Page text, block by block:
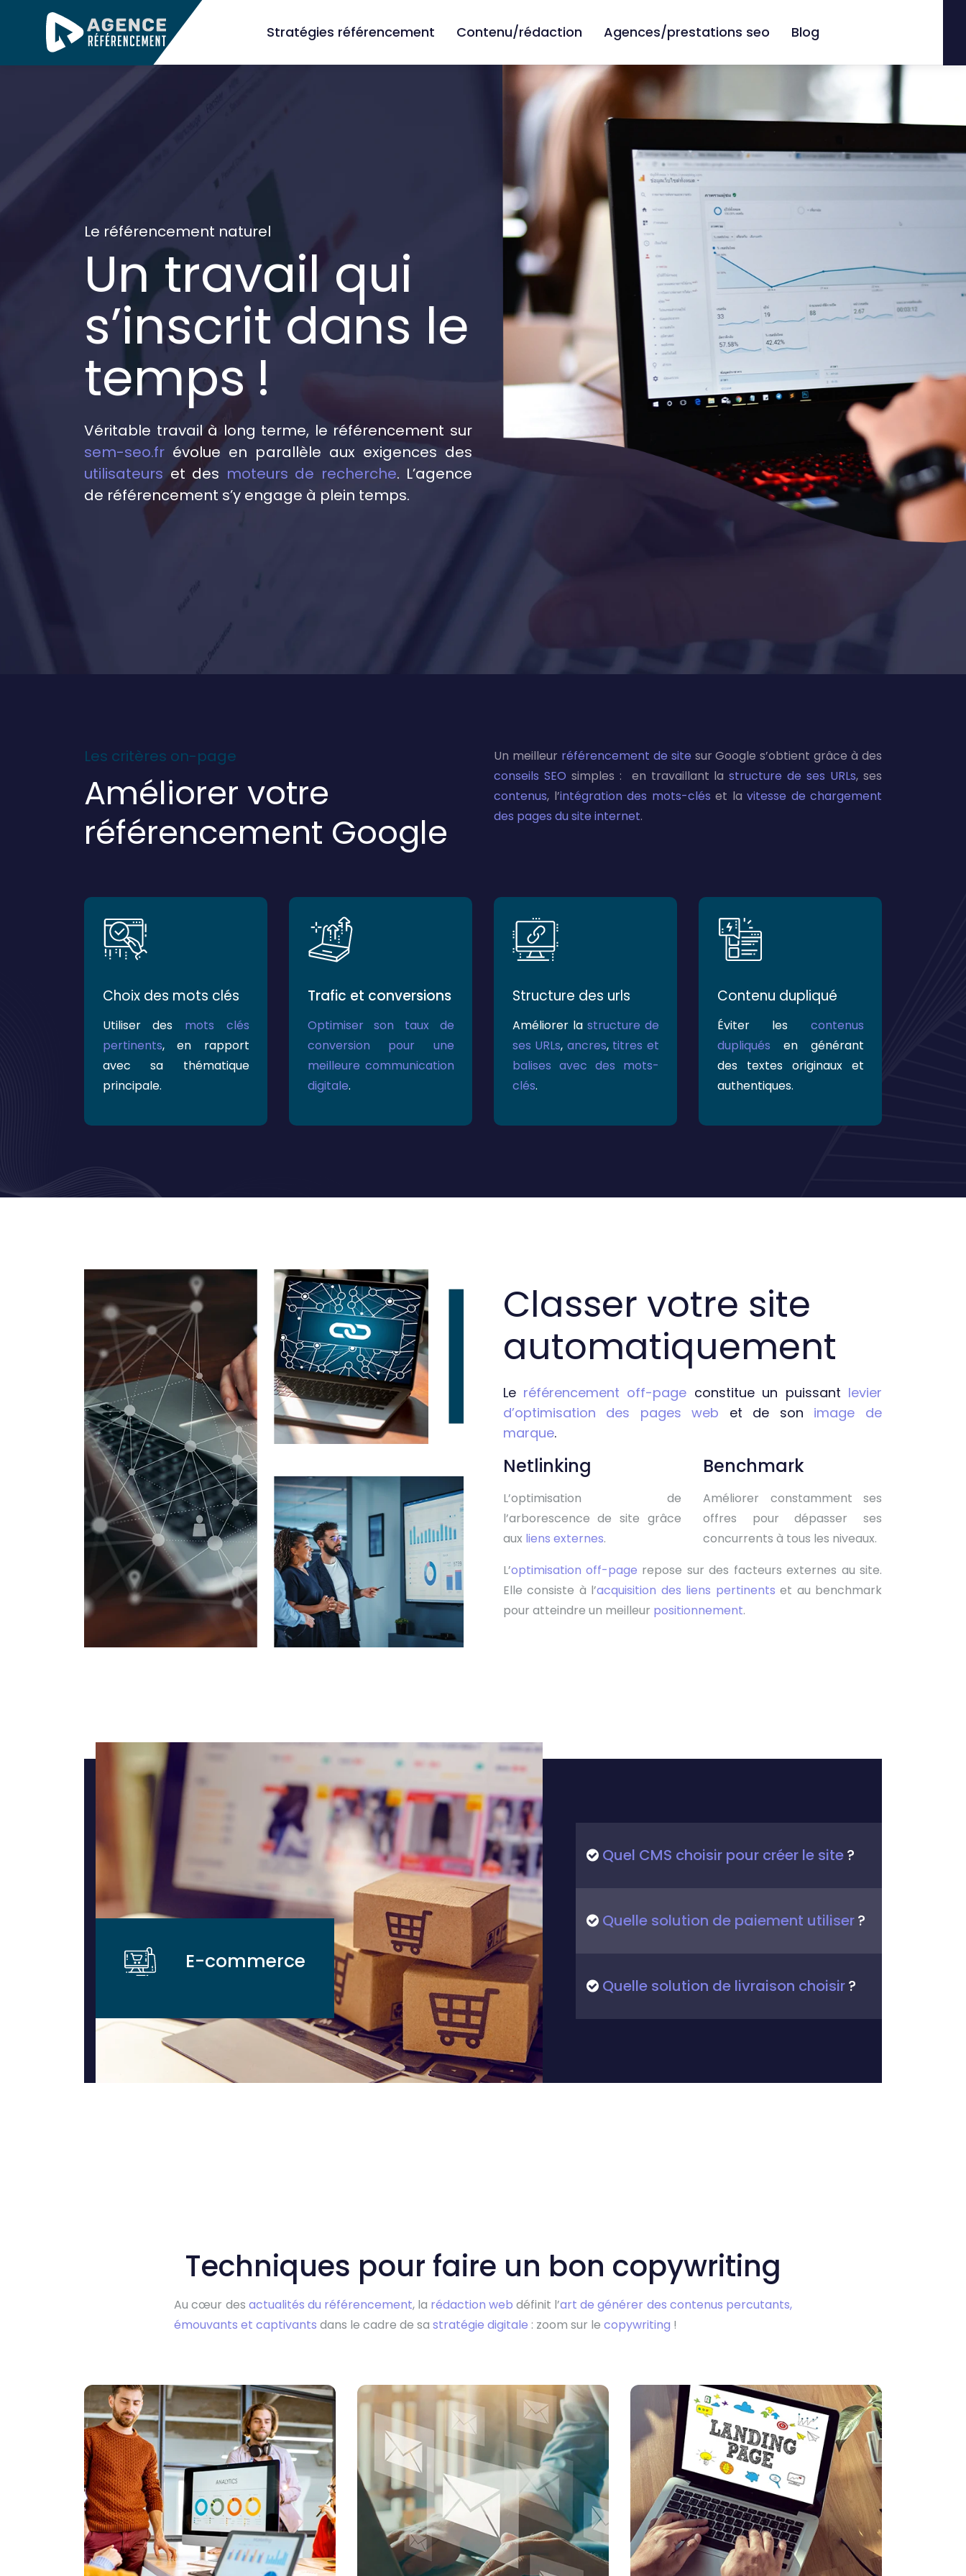
Stratégies référencement Contenu/rédaction Agences/prestations seo Blog
Le référencement naturel
Un travail qui
s’inscrit dans le
temps !
Véritable travail à long terme, le référencement sur
sem-seo.fr évolue en parallèle aux exigences des
utilisateurs et des moteurs de recherche. L’agence
de référencement s’y engage à plein temps.
Les critères on-page
Améliorer votre
référencement Google
Un meilleur référencement de site sur Google s’obtient grâce à des
conseils SEO simples : en travaillant lastructure de ses URLs, ses
contenus, l’intégration des mots-clés et la vitesse de chargement
des pages du site internet.
Choix des mots clés
Utiliser des mots clés
pertinents, en rapport
avec sa thématique
principale.
Trafic et conversions
Optimiser son taux de
conversion pour une
meilleure communication
digitale.
Structure des urls
Améliorer la structure de
ses URLs, ancres, titres et
balises avec des mots-
clés.
Contenu dupliqué
Éviter les contenus
dupliqués en générant
des textes originaux et
authentiques.
Classer votre site
automatiquement
Le référencement off-page constitue un puissant levier
d’optimisation des pages web et de son image de
marque.
Netlinking
L’optimisation de
l’arborescence de site grâce
aux liens externes.
Benchmark
Améliorer constamment ses
offres pour dépasser ses
concurrents à tous les niveaux.
L’optimisation off-page repose sur des facteurs externes au site.
Elle consiste à l’acquisition des liens pertinents et au benchmark
pour atteindre un meilleur positionnement.
E-commerce
Quel CMS choisir pour créer le site?
Quelle solution de paiement utiliser?
Quelle solution de livraison choisir?
Techniques pour faire un bon copywriting
Au cœur des actualités du référencement, la rédaction web définit l’art de générer des contenus percutants,
émouvants et captivants dans le cadre de sastratégie digitale : zoom sur lecopywriting !